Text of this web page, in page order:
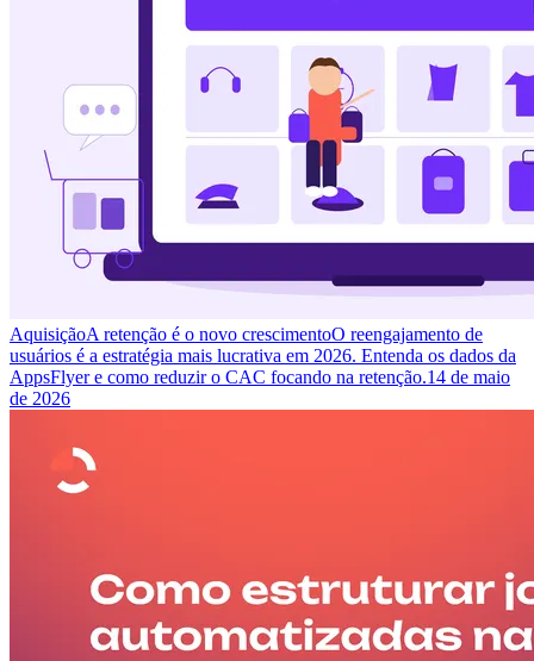
AquisiçãoA retenção é o novo crescimentoO reengajamento de
usuários é a estratégia mais lucrativa em 2026. Entenda os dados da
AppsFlyer e como reduzir o CAC focando na retenção.14 de maio
de 2026